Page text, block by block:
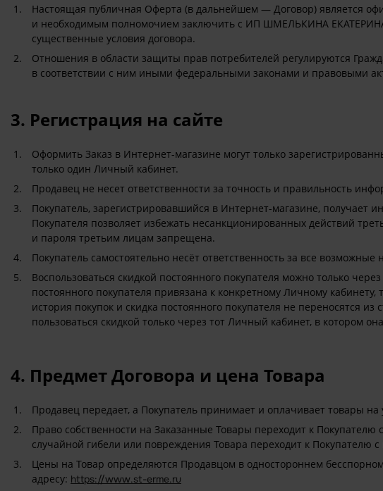
Настоящая публичная Оферта (в дальнейшем — Договор) является
и необходимым полномочием заключить с ИП ШМЕЛЬКИНА
существенные условия договора.
Отношения в области защиты прав потребителей регулируются
в соответствии с ним иными федеральными законами и правовыми
3. Регистрация на сайте
Оформить Заказ в Интернет-магазине могут только
только один Личный кабинет.
Продавец не несет ответственности за точность и правильность
Покупатель, зарегистрировавшийся в Интернет-магазине,
Покупателя позволяет избежать несанкционированных действий
и пароля третьим лицам запрещена.
Покупатель самостоятельно несёт ответственность за все
Воспользоваться скидкой постоянного покупателя можно только
постоянного покупателя привязана к конкретному Личному
история покупок и скидка постоянного покупателя не переносятся
пользоваться скидкой только через тот Личный кабинет, в котором
4. Предмет Договора и цена Товара
Продавец передает, а Покупатель принимает и оплачивает товары на
Право собственности на Заказанные Товары переходит к
случайной гибели или повреждения Товара переходит к Покупателю
Цены на Товар определяются Продавцом в одностороннем
адресу: https://www.st-erme.ru